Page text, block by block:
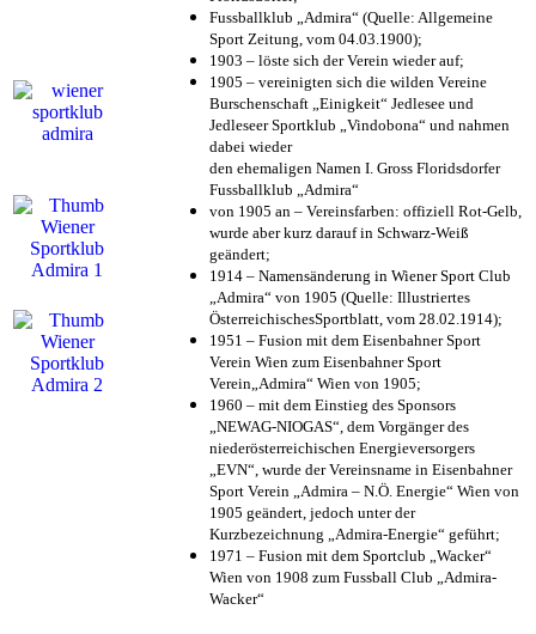
Fussballklub „Admira“ (Quelle: Allgemeine
Sport Zeitung, vom 04.03.1900);
1903 – löste sich der Verein wieder auf;
1905 – vereinigten sich die wilden Vereine
Burschenschaft „Einigkeit“ Jedlesee und
Jedleseer Sportklub „Vindobona“ und nahmen
dabei wieder
den ehemaligen Namen I. Gross Floridsdorfer
Fussballklub „Admira“
von 1905 an – Vereinsfarben: offiziell Rot-Gelb,
wurde aber kurz darauf in Schwarz-Weiß
geändert;
1914 – Namensänderung in Wiener Sport Club
„Admira“ von 1905 (Quelle: Illustriertes
ÖsterreichischesSportblatt, vom 28.02.1914);
1951 – Fusion mit dem Eisenbahner Sport
Verein Wien zum Eisenbahner Sport
Verein„Admira“ Wien von 1905;
1960 – mit dem Einstieg des Sponsors
„NEWAG-NIOGAS“, dem Vorgänger des
niederösterreichischen Energieversorgers
„EVN“, wurde der Vereinsname in Eisenbahner
Sport Verein „Admira – N.Ö. Energie“ Wien von
1905 geändert, jedoch unter der
Kurzbezeichnung „Admira-Energie“ geführt;
1971 – Fusion mit dem Sportclub „Wacker“
Wien von 1908 zum Fussball Club „Admira-
Wacker“